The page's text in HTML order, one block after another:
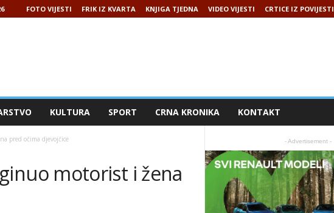
FOTO VIJESTI FRIK IZ KVARTA KNJIGA TJEDNA VIDEO VIJESTI CRTICE IZ POVIJESTI
KULTURA SPORT CRNA KRONIKA KONTAKT
pred očima djevojčice
motorist i žena
- Advertisement -